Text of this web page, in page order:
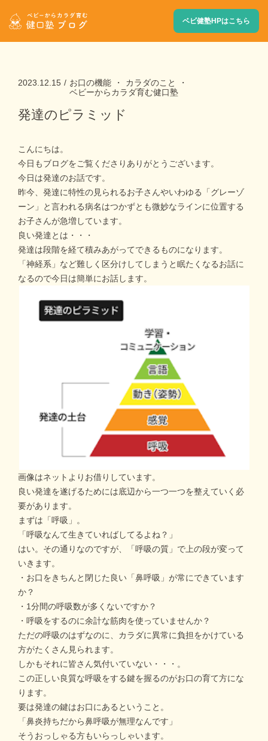
ベビ健塾HPはこちら
2023.12.15 お口の機能
カラダのこと
ベビーからカラダ育む健口塾
発達のピラミッド
こんにちは。
今日もブログをご覧くださりありがとうございます。
今日は発達のお話です。
昨今、発達に特性の見られるお子さんやいわゆる「グレーゾ
ーン」と言われる病名はつかずとも微妙なラインに位置する
お子さんが急増しています。
良い発達とは・・・
発達は段階を経て積みあがってできるものになります。
「神経系」など難しく区分けしてしまうと眠たくなるお話に
なるので今日は簡単にお話します。
画像はネットよりお借りしています。
良い発達を遂げるためには底辺から一つ一つを整えていく必
要があります。
まずは「呼吸」。
「呼吸なんて生きていればしてるよね？」
はい。その通りなのですが、「呼吸の質」で上の段が変って
いきます。
・お口をきちんと閉じた良い「鼻呼吸」が常にできています
か？
・1分間の呼吸数が多くないですか？
・呼吸をするのに余計な筋肉を使っていませんか？
ただの呼吸のはずなのに、カラダに異常に負担をかけている
方がたくさん見られます。
しかもそれに皆さん気付いていない・・・。
この正しい良質な呼吸をする鍵を握るのがお口の育て方にな
ります。
要は発達の鍵はお口にあるということ。
「鼻炎持ちだから鼻呼吸が無理なんです」
そうおっしゃる方もいらっしゃいます。